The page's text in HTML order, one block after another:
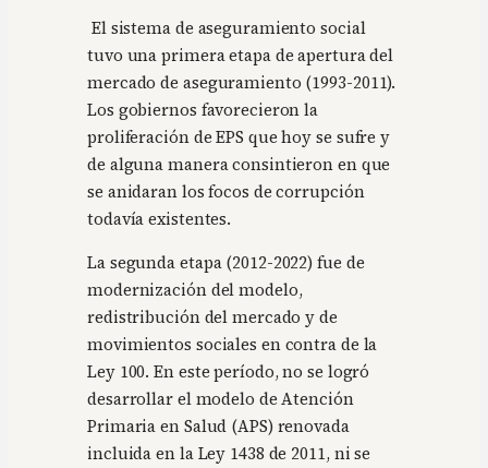
El sistema de aseguramiento social
tuvo una primera etapa de apertura del
mercado de aseguramiento (1993-2011).
Los gobiernos favorecieron la
proliferación de EPS que hoy se sufre y
de alguna manera consintieron en que
se anidaran los focos de corrupción
todavía existentes.
La segunda etapa (2012-2022) fue de
modernización del modelo,
redistribución del mercado y de
movimientos sociales en contra de la
Ley 100. En este período, no se logró
desarrollar el modelo de Atención
Primaria en Salud (APS) renovada
incluida en la Ley 1438 de 2011, ni se